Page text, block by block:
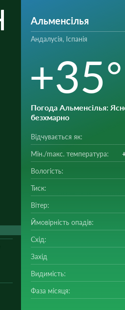
Альменсілья
Андалусія, Іспанія
+35°
Погода Альменсілья:
безхмарно
Відчувається як:
Мін./mакс. температура:
Вологість:
Тиск:
Вітер:
Ймовірність опадів:
Схід:
Захід
Видимість:
Фаза місяця: